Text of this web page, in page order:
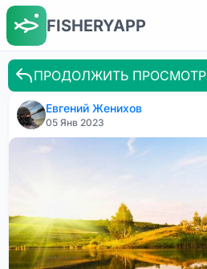
FISHERYAPP
ПРОДОЛЖИТЬ ПРОСМОТР
Евгений Женихов
05 Янв 2023